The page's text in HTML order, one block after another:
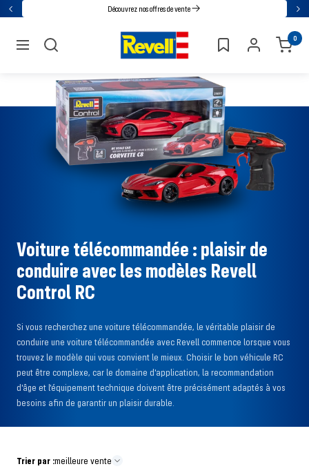
Accédez
Retour Découvrez nos offres de vente
navigation
Revell 0
Voiture télécommandée : plaisir de
conduire avec les modèles Revell
Control RC
Si vous recherchez une voiture télécommandée, le véritable plaisir de
conduire une voiture télécommandée avec Revell commence lorsque vous
trouvez le modèle qui vous convient le mieux. Choisir le bon véhicule RC
peut être complexe, car le domaine d'application, la recommandation
d'âge et l'équipement technique doivent être précisément adaptés à vos
besoins afin de garantir un plaisir durable.
Trier par :meilleure vente